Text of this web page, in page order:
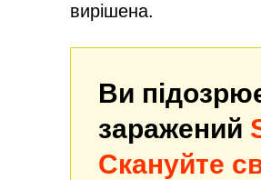
вирішена.
Ви
заражений
Скануйте